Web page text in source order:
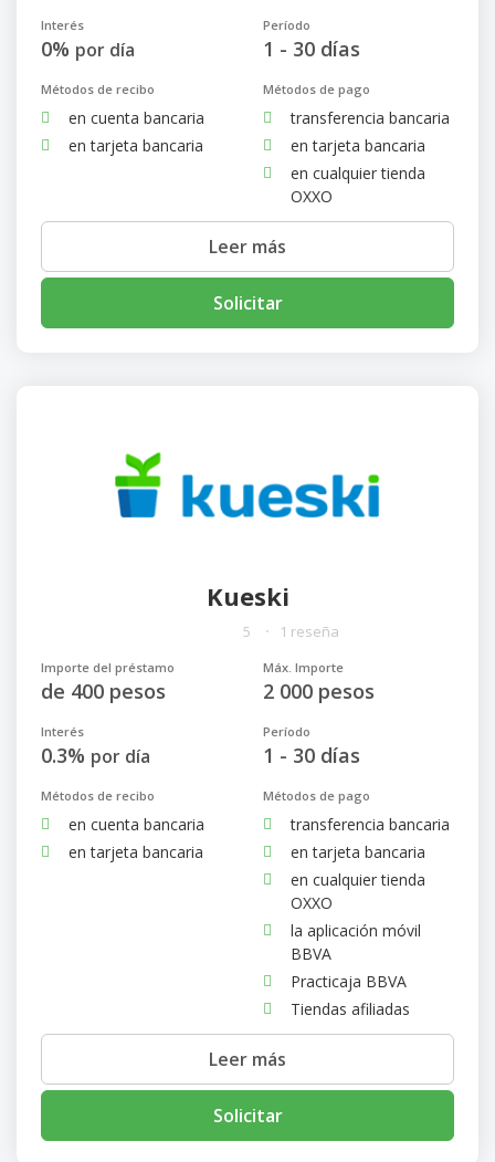
Interés
0% por día
Período
1 - 30 días
Métodos de recibo
en cuenta bancaria
en tarjeta bancaria
Métodos de pago
transferencia bancaria
en tarjeta bancaria
en cualquier tienda
OXXO
Leer más
Solicitar
Kueski
5 1 reseña
Importe del préstamo
de 400 pesos
Máx. Importe
2 000 pesos
Interés
0.3% por día
Período
1 - 30 días
Métodos de recibo
en cuenta bancaria
en tarjeta bancaria
Métodos de pago
transferencia bancaria
en tarjeta bancaria
en cualquier tienda
OXXO
la aplicación móvil
BBVA
Practicaja BBVA
Tiendas afiliadas
Leer más
Solicitar